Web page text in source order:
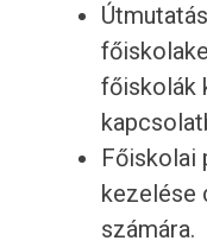
főiskolák
Főiskolai
kezelése
számára.